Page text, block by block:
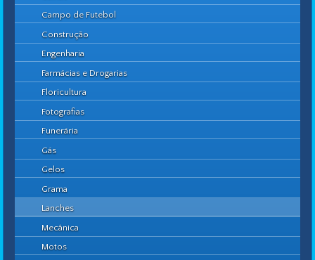
Campo de Futebol
Construção
Engenharia
Farmácias e Drogarias
Floricultura
Fotografias
Funerária
Gás
Gelos
Grama
Lanches
Mecânica
Motos